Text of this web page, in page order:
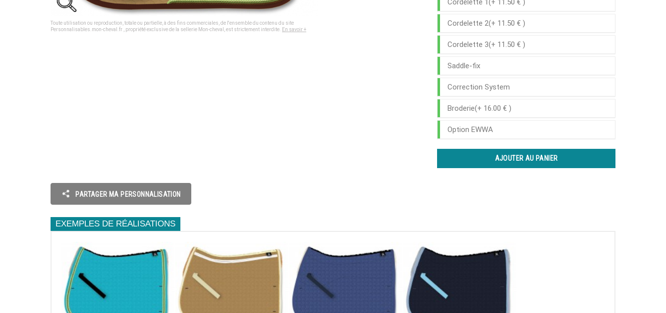
Toute utilisation ou reproduction, totale ou partielle, à des fins commerciales, de l'ensemble du contenu du site
Personnalisables.mon-cheval.fr , propriété exclusive de la sellerie Mon-cheval, est strictement interdite.
En savoir +
Cordelette 1(+ 11.50 € )
Cordelette 2(+ 11.50 € )
Cordelette 3(+ 11.50 € )
Saddle-fix
Correction System
Broderie(+ 16.00 € )
Option EWWA
AJOUTER AU PANIER
PARTAGER MA PERSONNALISATION
EXEMPLES DE RÉALISATIONS